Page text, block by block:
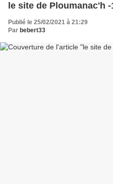
le site de Ploumanac'h -
Publié le 25/02/2021 à 21:29
Par bebert33